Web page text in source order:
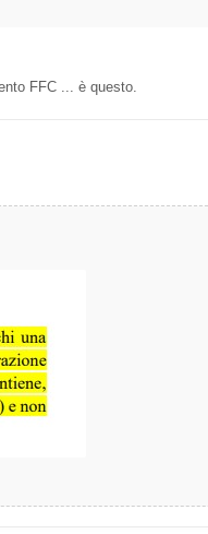
FFC ... è questo.